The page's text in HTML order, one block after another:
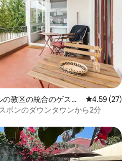
教区の統合のゲスト
レビュー27
4.59 (27)
ボンのダウンタウンから2分